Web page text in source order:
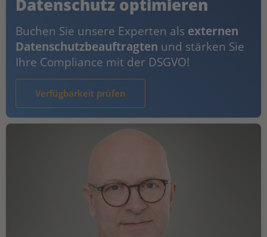
Datenschutz optimieren
Buchen Sie unsere Experten als externen
Datenschutzbeauftragten und stärken Sie
Ihre Compliance mit der DSGVO!
Verfügbarkeit prüfen